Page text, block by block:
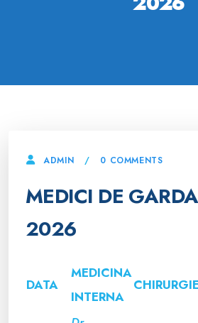
ADMIN 0 COMMENTS
MEDICI DE
2026
DATA
MEDICINA
INTERNA
CHIRURGIE